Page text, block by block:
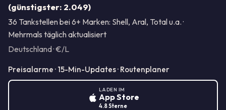
(günstigster: 2.049)
36 Tankstellen bei 6+ Marken: Shell, Aral, Total u.a. ·
Mehrmals täglich aktualisiert
Deutschland · €/L
Preisalarme · 15-Min-Updates · Routenplaner
LADEN IM
App Store
4.8 Sterne